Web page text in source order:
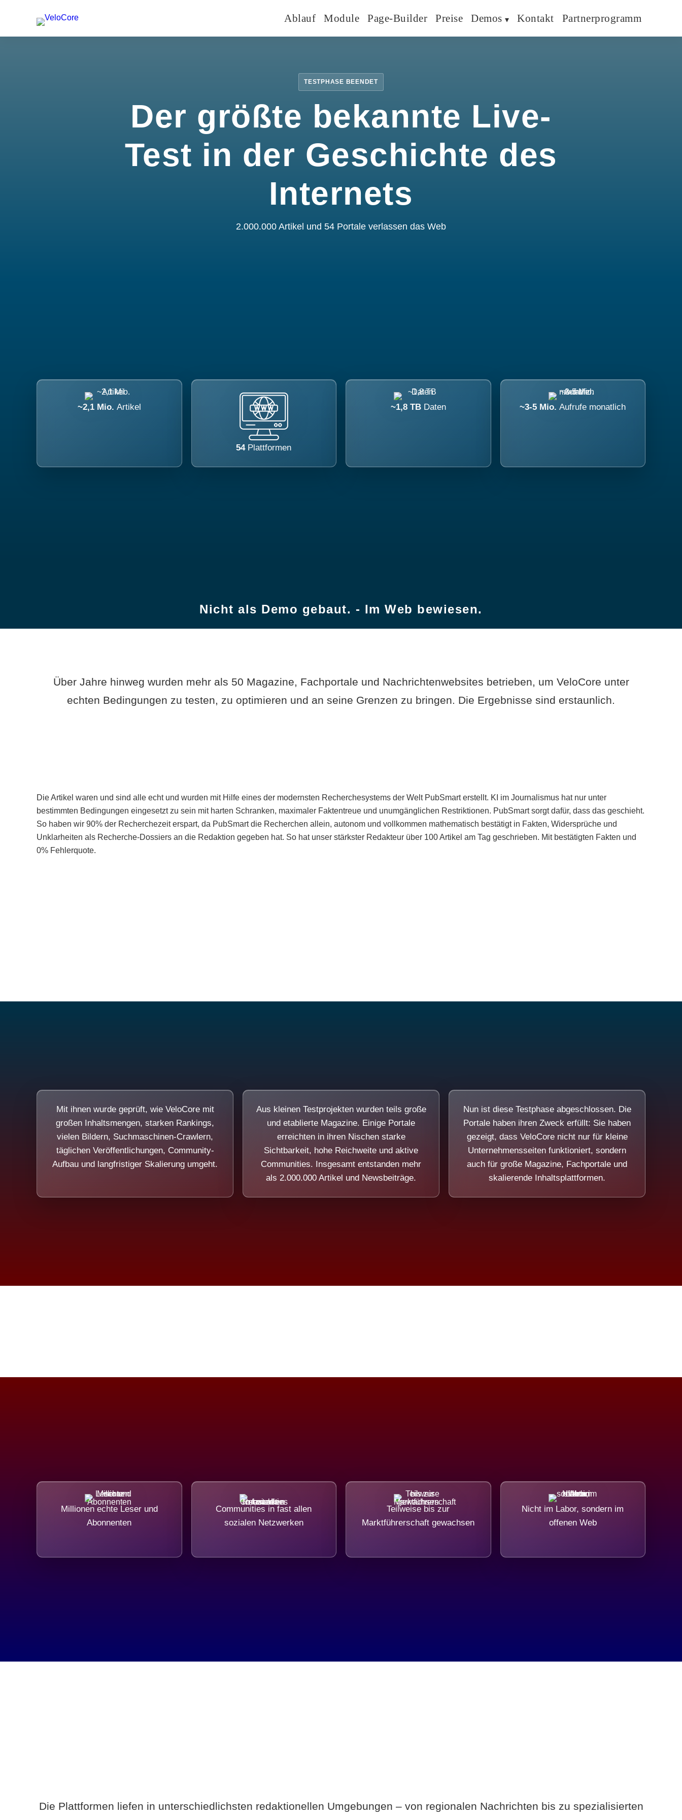
Ablauf Module Page-Builder Preise Demos Kontakt Partnerprogramm
TESTPHASE BEENDET
Der größte bekannte Live-
Test in der Geschichte des
Internets
2.000.000 Artikel und 54 Portale verlassen das Web
~2,1 Mio. Artikel
54 Plattformen
~1,8 TB Daten ~3-5 Mio.Aufrufe monatlich
Nicht als Demo gebaut. - Im Web bewiesen.
Über Jahre hinweg wurden mehr als 50 Magazine, Fachportale und Nachrichtenwebsites betrieben, um VeloCore unter
echten Bedingungen zu testen, zu optimieren und an seine Grenzen zu bringen. Die Ergebnisse sind erstaunlich.
Die Artikel waren und sind alle echt und wurden mit Hilfe eines der modernsten Recherchesystems der Welt PubSmart erstellt. KI im Journalismus hat nur unter
bestimmten Bedingungen eingesetzt zu sein mit harten Schranken, maximaler Faktentreue und unumgänglichen Restriktionen. PubSmart sorgt dafür, dass das geschieht.
So haben wir 90% der Recherchezeit erspart, da PubSmart die Recherchen allein, autonom und vollkommen mathematisch bestätigt in Fakten, Widersprüche und
Unklarheiten als Recherche-Dossiers an die Redaktion gegeben hat. So hat unser stärkster Redakteur über 100 Artikel am Tag geschrieben. Mit bestätigten Fakten und
0% Fehlerquote.
Mit ihnen wurde geprüft, wie VeloCore mit
großen Inhaltsmengen, starken Rankings,
vielen Bildern, Suchmaschinen-Crawlern,
täglichen Veröffentlichungen, Community-
Aufbau und langfristiger Skalierung umgeht.
Aus kleinen Testprojekten wurden teils große
und etablierte Magazine. Einige Portale
erreichten in ihren Nischen starke
Sichtbarkeit, hohe Reichweite und aktive
Communities. Insgesamt entstanden mehr
als 2.000.000 Artikel und Newsbeiträge.
Nun ist diese Testphase abgeschlossen. Die
Portale haben ihren Zweck erfüllt: Sie haben
gezeigt, dass VeloCore nicht nur für kleine
Unternehmensseiten funktioniert, sondern
auch für große Magazine, Fachportale und
skalierende Inhaltsplattformen.
Millionen echte Leser und
Abonnenten
Communities in fast allen
sozialen Netzwerken
Teilweise bis zur
Marktführerschaft gewachsen
Nicht im Labor, sondern im
offenen Web
Die Plattformen liefen in unterschiedlichsten redaktionellen Umgebungen – von regionalen Nachrichten bis zu spezialisierten